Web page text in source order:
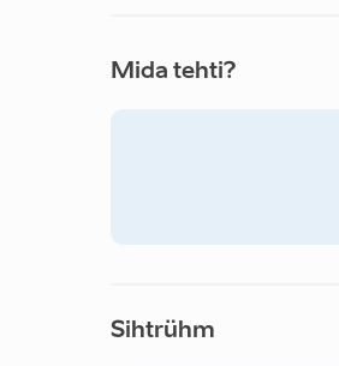
Mida tehti?
Sihtrühm